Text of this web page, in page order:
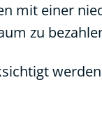
mit einer
zu